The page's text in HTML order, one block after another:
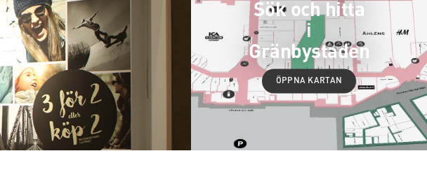
Sök och hitta
i
Gränbystaden
ÖPPNA KARTAN